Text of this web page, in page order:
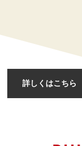
詳しくはこちら